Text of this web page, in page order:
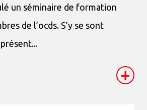
un séminaire de formation
de l’ocds. S’y se sont
+